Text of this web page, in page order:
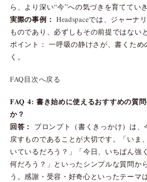
ら、より深い“今”への気づきを育ててい
実際の事例： Headspaceでは、ジャーナ
ものであり、必ずしもその前提ではない
ポイント： 一呼吸の静けさが、書くため
く。
FAQ目次へ戻る
FAQ 4: 書き始めに使えるおすすめの質
か？
回答：
プロンプト（書くきっかけ）は、
戻すものであることが大切です。「いま
いているだろう？」「今日、いちばん強
何だろう？」といったシンプルな質問か
う。感謝・受容・好奇心といったテーマ